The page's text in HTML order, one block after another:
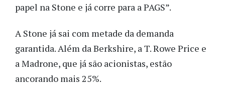
papel na Stone e já corre para a PAGS”.
A Stone já sai com metade da demanda
garantida. Além da Berkshire, a T. Rowe Price e
a Madrone, que já são acionistas, estão
ancorando mais 25%.